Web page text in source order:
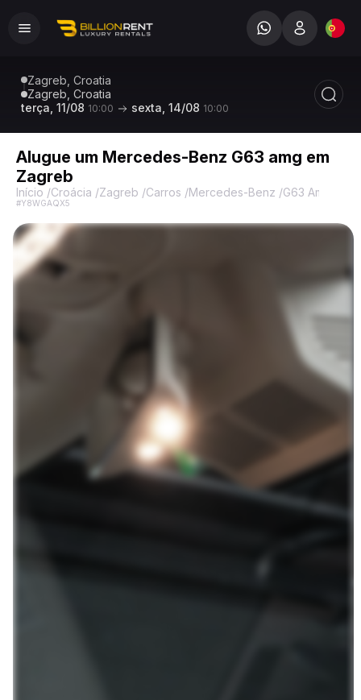
Zagreb, Croatia
Zagreb, Croatia
terça, 11/08 10:00 sexta, 14/08 10:00
Alugue um Mercedes-Benz G63 amg em
Zagreb
Início /Croácia /Zagreb /Carros /Mercedes-Benz /G63 Amg
#Y8WGAQX5